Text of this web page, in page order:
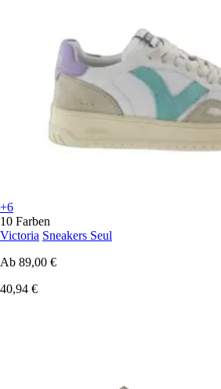
+6
10 Farben
Victoria Sneakers Seul
Ab 89,00 €
40,94 €